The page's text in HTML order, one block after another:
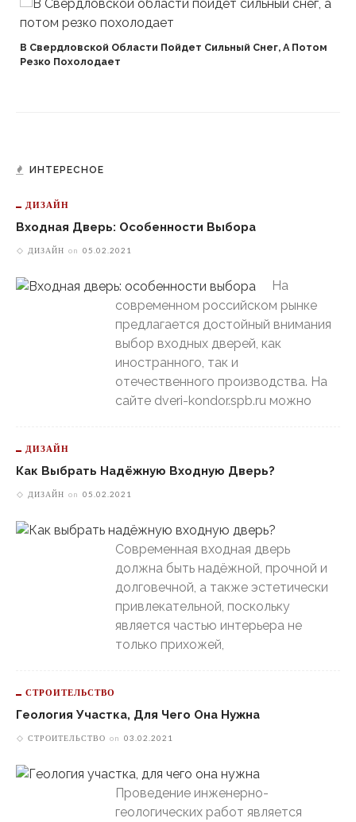
В Свердловской Области Пойдет Сильный Снег, А Потом
Резко Похолодает
ИНТЕРЕСНОЕ
ДИЗАЙН
Входная Дверь: Особенности Выбора
ДИЗАЙН on 05.02.2021
На
современном российском рынке
предлагается достойный внимания
выбор входных дверей, как
иностранного, так и
отечественного производства. На
сайте dveri-kondor.spb.ru можно
ДИЗАЙН
Как Выбрать Надёжную Входную Дверь?
ДИЗАЙН on 05.02.2021
Современная входная дверь
должна быть надёжной, прочной и
долговечной, а также эстетически
привлекательной, поскольку
является частью интерьера не
только прихожей,
СТРОИТЕЛЬСТВО
Геология Участка, Для Чего Она Нужна
СТРОИТЕЛЬСТВО on 03.02.2021
Проведение инженерно-
геологических работ является